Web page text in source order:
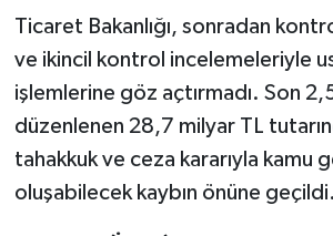
Ticaret Bakanlığı, sonradan
ve ikincil kontrol incelemeleriyle
işlemlerine göz açtırmadı. Son
düzenlenen 28,7 milyar TL
tahakkuk ve ceza kararıyla kamu
oluşabilecek kaybın önüne geçildi.